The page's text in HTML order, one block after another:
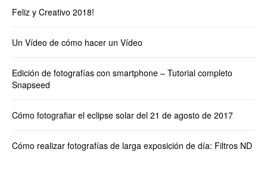
Feliz y Creativo 2018!
Un Vídeo de cómo hacer un Vídeo
Edición de fotografías con smartphone – Tutorial completo
Snapseed
Cómo fotografiar el eclipse solar del 21 de agosto de 2017
Cómo realizar fotografías de larga exposición de día: Filtros ND